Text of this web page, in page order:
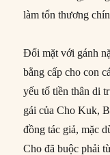
làm tổn thương
Đối mặt với gánh
bằng cấp cho con
yếu tố tiền thân di
gái của Cho Kuk,
đồng tác giả, mặc
Cho đã buộc phải